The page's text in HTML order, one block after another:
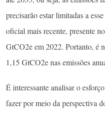
precisarão estar limitadas a
oficial mais recente, presente
GtCO2e em 2022. Portanto, é
1,15 GtCO2e nas emissões
É interessante analisar o
fazer por meio da perspectiva